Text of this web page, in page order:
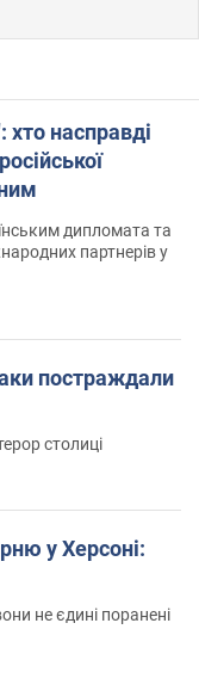
насправді
дипломата та
партнерів у
постраждали
столиці
у Херсоні:
не єдині поранені